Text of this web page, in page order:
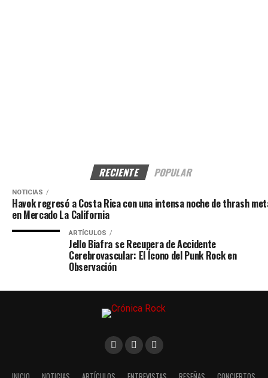
RECIENTE POPULAR
NOTICIAS
Havok regresó a Costa Rica con una intensa noche de thrash
en Mercado La California
ARTÍCULOS
Jello Biafra se Recupera de Accidente
Cerebrovascular: El Ícono del Punk Rock en
Observación